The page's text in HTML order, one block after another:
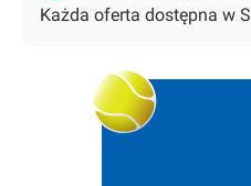
Każda oferta dostępna w